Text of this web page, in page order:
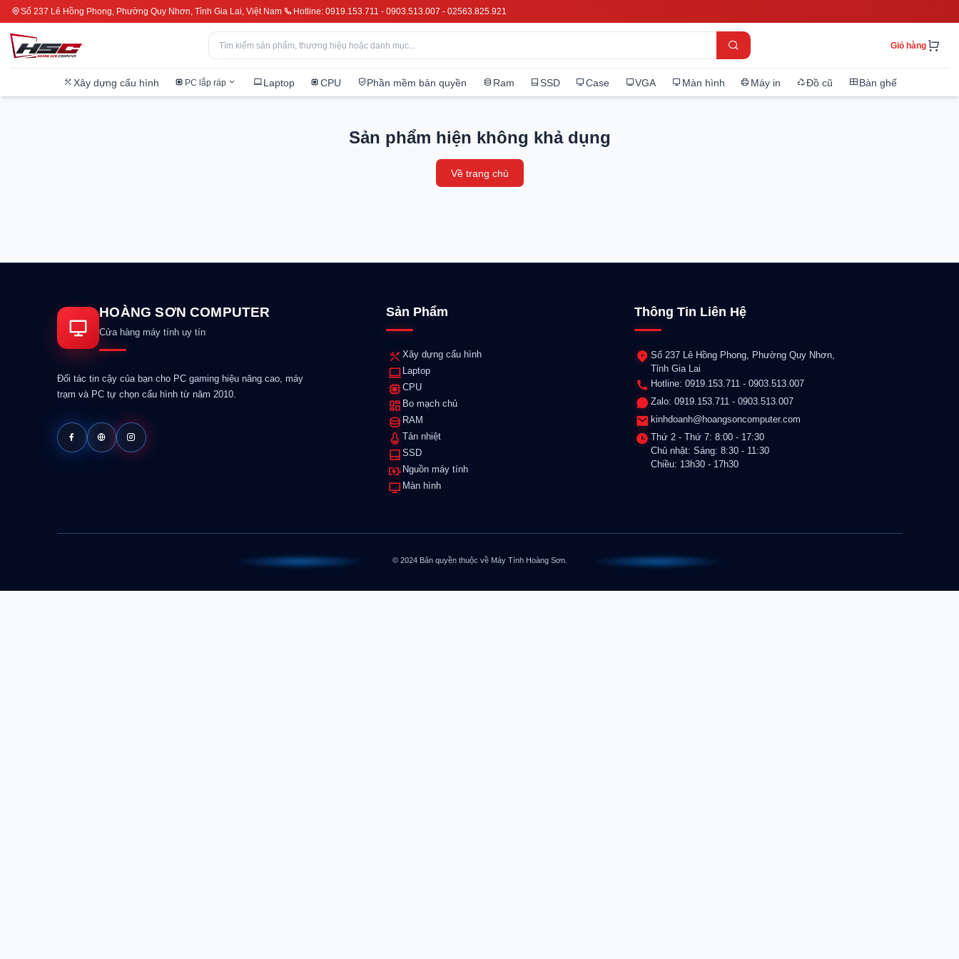
Số 237 Lê Hồng Phong, Phường Quy Nhơn, Tỉnh Gia Lai, Việt Nam Hotline: 0919.153.711 - 0903.513.007 - 02563.825.921
Giỏ hàng
Xây dựng cấu hình PC lắp ráp Laptop CPU Phần mềm bản quyền Ram SSD Case VGA Màn hình Máy in Đồ cũ Bàn ghế
Sản phẩm hiện không khả dụng
Về trang chủ
HOÀNG SƠN COMPUTER
Cửa hàng máy tính uy tín
Đối tác tin cậy của bạn cho PC gaming hiệu năng cao, máy
trạm và PC tự chọn cấu hình từ năm 2010.
Sản Phẩm
Xây dựng cấu hình
Laptop
CPU
Bo mạch chủ
RAM
Tản nhiệt
SSD
Nguồn máy tính
Màn hình
Thông Tin Liên Hệ
Số 237 Lê Hồng Phong, Phường Quy Nhơn,
Tỉnh Gia Lai
Hotline: 0919.153.711 - 0903.513.007
Zalo: 0919.153.711 - 0903.513.007
kinhdoanh@hoangsoncomputer.com
Thứ 2 - Thứ 7: 8:00 - 17:30
Chủ nhật: Sáng: 8:30 - 11:30
Chiều: 13h30 - 17h30
© 2024 Bản quyền thuộc về Máy Tính Hoàng Sơn.